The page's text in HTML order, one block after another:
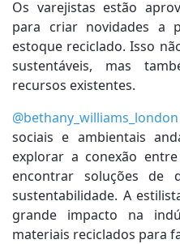
Os varejistas estão
para criar novidades a
estoque reciclado. Isso
sustentáveis, mas
recursos existentes.
@bethany_williams_london
sociais e ambientais
explorar a conexão
encontrar soluções de
sustentabilidade. A
grande impacto na
materiais reciclados para